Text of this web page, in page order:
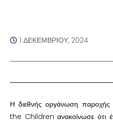
1 ΔΕΚΕΜΒΡΊΟΥ, 2024
Η διεθνής οργάνωση παροχής
the Children ανακοίνωσε ότι